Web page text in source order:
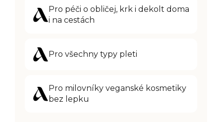
Pro péči o obličej, krk i dekolt doma
i na cestách
Pro všechny typy pleti
Pro milovníky veganské kosmetiky
bez lepku